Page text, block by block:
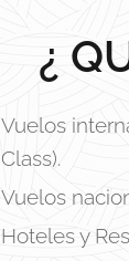
¿
Vuelos
Class).
Vuelos
Hoteles y